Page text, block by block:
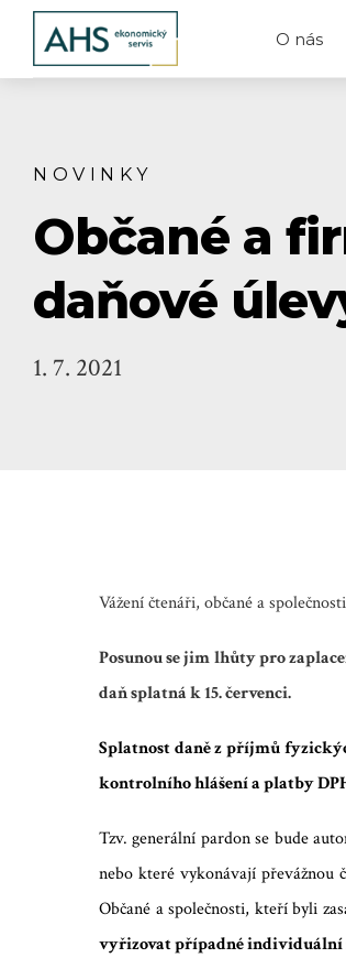
O nás
NOVINKY
Občané a
daňové
1. 7. 2021
Vážení čtenáři, občané a
Posunou se jim lhůty pro
daň splatná k 15. červenci.
Splatnost daně z příjmů
kontrolního hlášení a platby
Tzv. generální pardon se bude
nebo které vykonávají převážnou
Občané a společnosti, kteří byli
vyřizovat případné individuální